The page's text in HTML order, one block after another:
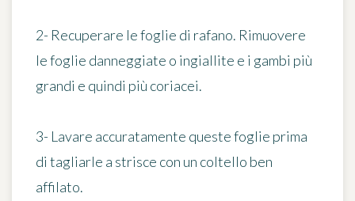
2- Recuperare le foglie di rafano. Rimuovere
le foglie danneggiate o ingiallite e i gambi più
grandi e quindi più coriacei.
3- Lavare accuratamente queste foglie prima
di tagliarle a strisce con un coltello ben
affilato.